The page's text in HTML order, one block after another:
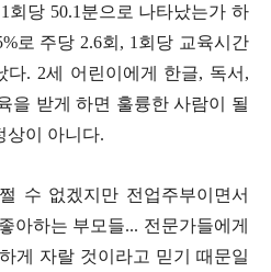
회당 50.1 분으로 나타났는가 하
로 주당 2.6회 , 1 회당 교육시간
다. 2세 어린이에게 한글, 독서 ,
을 받게 하면 훌륭한 사람이 될
상이 아니다.
수 없겠지만 전업주부이면서
아하는 부모들... 전문가들에게
게 자랄 것이라고 믿기 때문일